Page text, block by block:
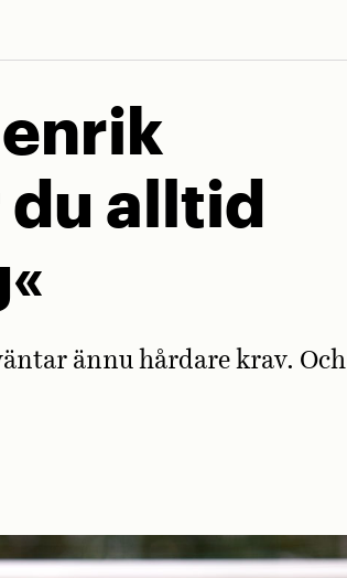
du alltid
ännu hårdare krav. Och